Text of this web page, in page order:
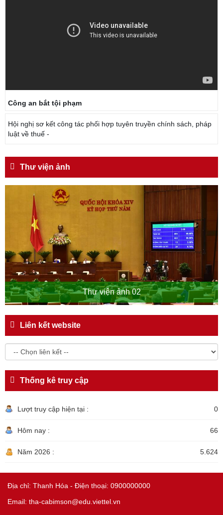
Công an bắt tội phạm
Hội nghị sơ kết công tác phối hợp tuyên truyền chính sách, pháp
luật về thuế -
Thư viện ảnh
Thư viện ảnh 02
Liên kết website
Thống kê truy cập
Lượt truy cập hiện tại : 0
Hôm nay : 66
Năm 2026 : 5.624
Địa chỉ: Thanh Hóa - Điện thoại: 0900000000
Email: tha-cabimson@edu.viettel.vn